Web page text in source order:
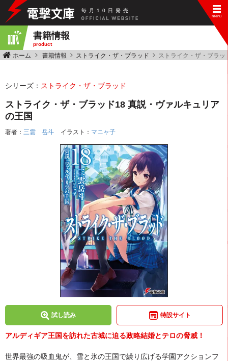
毎 月 10 日 発 売
書籍情報
product
ホーム 書籍情報 ストライク・ザ・ブラッド ストライク・ザ・ブラ
シリーズ： ストライク・ザ・ブラッド
ストライク・ザ・ブラッド18 真説・ヴァルキュリア
の王国
著者： 三雲 岳斗 イラスト： マニャ子
試し読み 特設サイト
アルディギア王国を訪れた古城に迫る政略結婚とテロの脅威！
世界最強の吸血鬼が、雪と氷の王国で繰り広げる学園アクションフ